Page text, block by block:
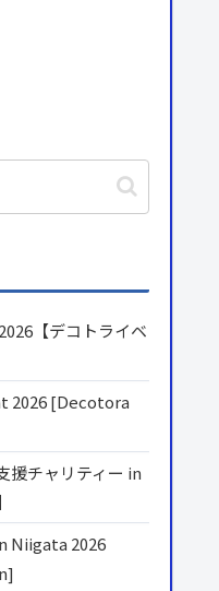
【デコトライベ
2026 [Decotora
援チャリティー in
Niigata 2026